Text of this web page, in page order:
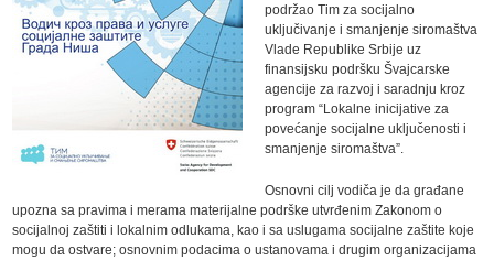
podržao Tim za socijalno
uključivanje i smanjenje siromaštva
Vlade Republike Srbije uz
finansijsku podršku Švajcarske
agencije za razvoj i saradnju kroz
program “Lokalne inicijative za
povećanje socijalne uključenosti i
smanjenje siromaštva”.
Osnovni cilj vodiča je da građane
upozna sa pravima i merama materijalne podrške utvrđenim Zakonom o
socijalnoj zaštiti i lokalnim odlukama, kao i sa uslugama socijalne zaštite koje
mogu da ostvare; osnovnim podacima o ustanovama i drugim organizacijama